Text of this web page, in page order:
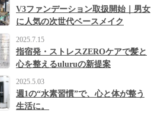
V3ファンデーション取扱開始｜男女
に人気の次世代ベースメイク
2025.7.15
指宿発・ストレスZEROケアで髪と
心を整えるuluruの新提案
2025.5.03
週1の“水素習慣”で、心と体が整う
生活に。